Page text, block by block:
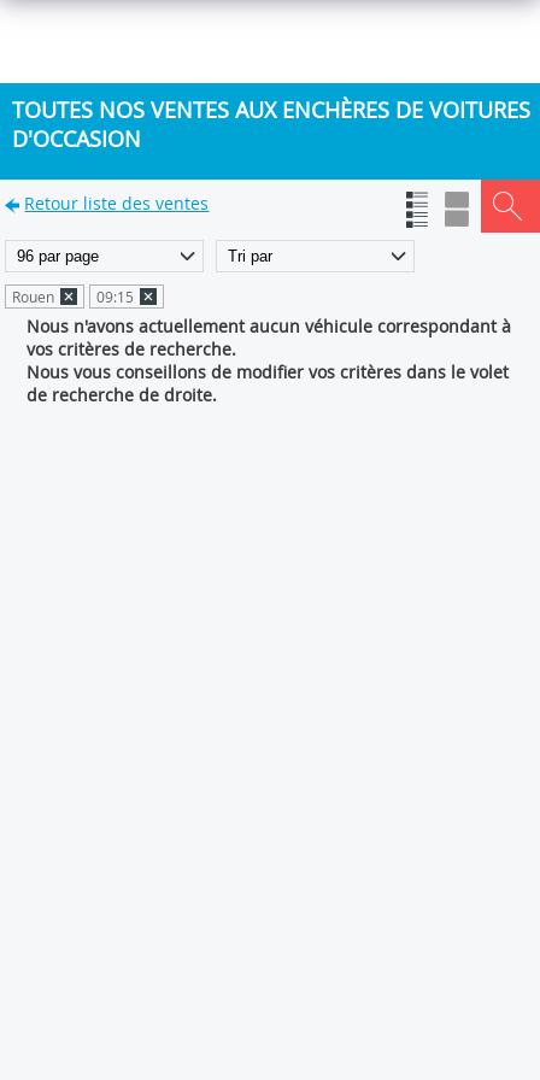
TOUTES NOS VENTES AUX ENCHÈRES DE VOITURES
D'OCCASION
Retour liste des ventes
Rouen 09:15
Nous n'avons actuellement aucun véhicule correspondant à
vos critères de recherche.
Nous vous conseillons de modifier vos critères dans le volet
de recherche de droite.